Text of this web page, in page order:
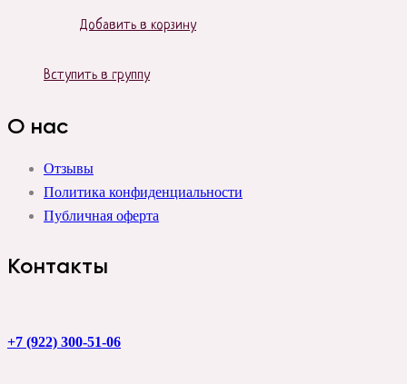
Добавить в корзину
Вступить в группу
О нас
Отзывы
Политика конфиденциальности
Публичная оферта
Контакты
+7 (922) 300-51-06